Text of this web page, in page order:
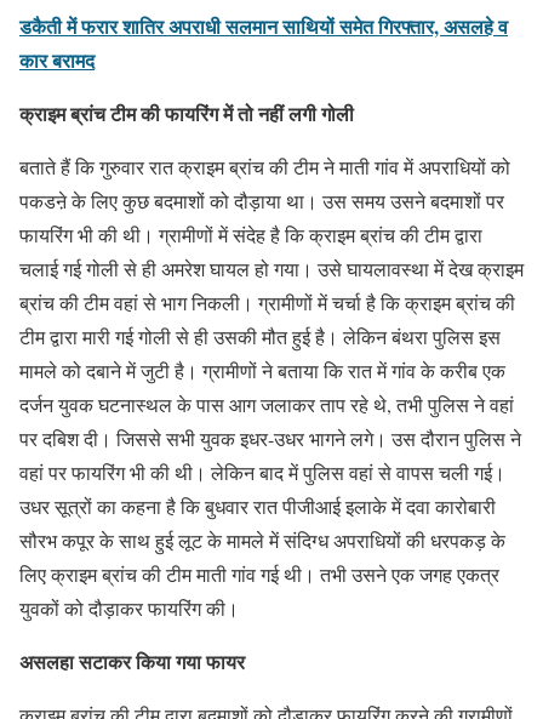
डकैती में फरार शातिर अपराधी सलमान साथियों समेत गिरफ्तार, असलहे व
कार बरामद
क्राइम ब्रांच टीम की फायरिंग में तो नहीं लगी गोली
बताते हैं कि गुरुवार रात क्राइम ब्रांच की टीम ने माती गांव में अपराधियों को
पकडऩे के लिए कुछ बदमाशों को दौड़ाया था। उस समय उसने बदमाशों पर
फायरिंग भी की थी। ग्रामीणों में संदेह है कि क्राइम ब्रांच की टीम द्वारा
चलाई गई गोली से ही अमरेश घायल हो गया। उसे घायलावस्था में देख क्राइम
ब्रांच की टीम वहां से भाग निकली। ग्रामीणों में चर्चा है कि क्राइम ब्रांच की
टीम द्वारा मारी गई गोली से ही उसकी मौत हुई है। लेकिन बंथरा पुलिस इस
मामले को दबाने में जुटी है। ग्रामीणों ने बताया कि रात में गांव के करीब एक
दर्जन युवक घटनास्थल के पास आग जलाकर ताप रहे थे, तभी पुलिस ने वहां
पर दबिश दी। जिससे सभी युवक इधर-उधर भागने लगे। उस दौरान पुलिस ने
वहां पर फायरिंग भी की थी। लेकिन बाद में पुलिस वहां से वापस चली गई।
उधर सूत्रों का कहना है कि बुधवार रात पीजीआई इलाके में दवा कारोबारी
सौरभ कपूर के साथ हुई लूट के मामले में संदिग्ध अपराधियों की धरपकड़ के
लिए क्राइम ब्रांच की टीम माती गांव गई थी। तभी उसने एक जगह एकत्र
युवकों को दौड़ाकर फायरिंग की।
असलहा सटाकर किया गया फायर